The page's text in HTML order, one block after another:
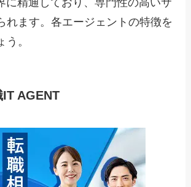
れます。各エージェントの特徴を
。
AGENT